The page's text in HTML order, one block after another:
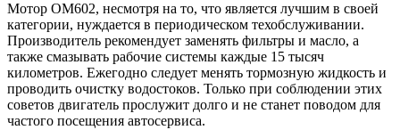
Мотор OM602, несмотря на то, что является лучшим в своей
категории, нуждается в периодическом техобслуживании.
Производитель рекомендует заменять фильтры и масло, а
также смазывать рабочие системы каждые 15 тысяч
километров. Ежегодно следует менять тормозную жидкость и
проводить очистку водостоков. Только при соблюдении этих
советов двигатель прослужит долго и не станет поводом для
частого посещения автосервиса.